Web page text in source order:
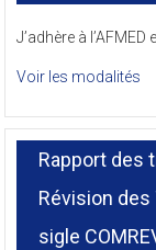
J’adhère à
Voir les modalités
Rapport des
Révision des
sigle